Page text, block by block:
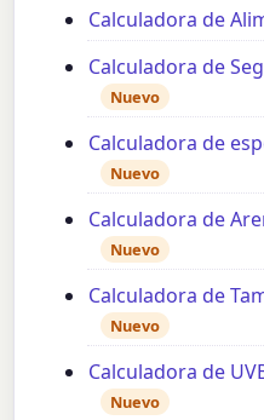
Calculadora de
Calculadora de
Nuevo
Calculadora de
Nuevo
Calculadora de
Nuevo
Calculadora de
Nuevo
Calculadora de
Nuevo